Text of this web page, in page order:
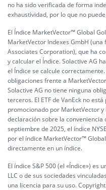
no ha sido verificada de forma
exhaustividad, por lo que no
El Índice MarketVector™ Global
MarketVector Indexes GmbH (una
Associates Corporation), que ha
y calcular el Índice. Solactive AG
el Índice se calcule
obligaciones frente a
Solactive AG no tiene ninguna
terceros. El ETF de VanEck no
promocionado por MarketVector
declaración sobre la conveniencia
septiembre de 2025, el índice
por el índice MarketVector™
directamente en un índice.
El índice S&P 500 (el «Índice») es
LLC o de sus sociedades
una licencia para su uso.